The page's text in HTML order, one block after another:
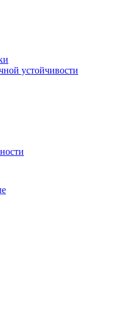
устойчивости